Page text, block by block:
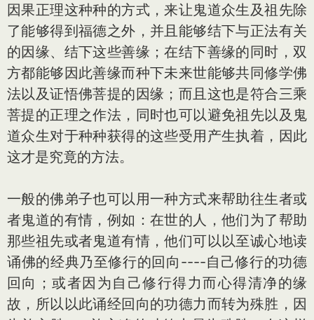
因果正理这种种的方式，来让鬼道众生及祖先除
了能够得到福德之外，并且能够结下与正法有关
的因缘、结下这些善缘；在结下善缘的同时，双
方都能够因此善缘而种下未来世能够共同修学佛
法以及证悟佛菩提的因缘；而且这也是符合三乘
菩提的正理之作法，同时也可以避免祖先以及鬼
道众生对于种种获得的这些受用产生执着，因此
这才是究竟的方法。
一般的佛弟子也可以用一种方式来帮助往生者或
者鬼道的有情，例如：在世的人，他们为了帮助
那些祖先或者鬼道有情，他们可以以至诚心地读
诵佛的经典乃至修行的回向----自己修行的功德
回向；或者因为自己修行得力而心得清净的缘
故，所以以此诵经回向的功德力而转为殊胜，因